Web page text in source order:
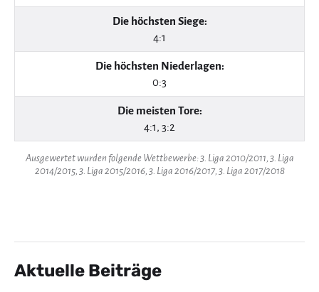
Die höchsten Siege:
4:1
Die höchsten Niederlagen:
0:3
Die meisten Tore:
4:1, 3:2
Ausgewertet wurden folgende Wettbewerbe: 3. Liga 2010/2011, 3. Liga
2014/2015, 3. Liga 2015/2016, 3. Liga 2016/2017, 3. Liga 2017/2018
Aktuelle Beiträge